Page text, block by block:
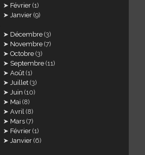
Février (1)
Janvier (9)
Décembre (3)
Novembre (7)
Octobre (3)
Septembre (11)
Août (1)
Juillet (3)
Juin (10)
Mai (8)
Avril (8)
Mars (7)
Février (1)
Janvier (6)